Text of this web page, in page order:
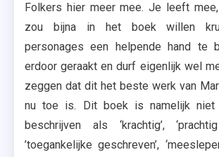
Folkers hier meer mee. Je leeft
zou bijna in het boek willen
personages een helpende hand te
erdoor geraakt en durf eigenlijk wel
zeggen dat dit het beste werk van
nu toe is. Dit boek is namelijk
beschrijven als ‘krachtig’,
’toegankelijke geschreven’,